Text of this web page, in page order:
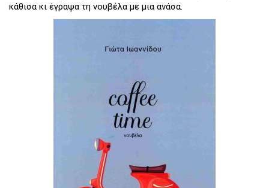
κάθισα κι έγραψα τη νουβέλα με μια ανάσα.